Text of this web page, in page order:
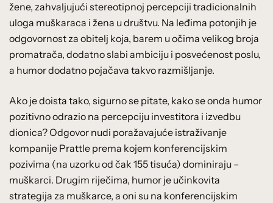
žene, zahvaljujući stereotipnoj percepciji tradicionalnih
uloga muškaraca i žena u društvu. Na leđima potonjih je
odgovornost za obitelj koja, barem u očima velikog broja
promatrača, dodatno slabi ambiciju i posvećenost poslu,
a humor dodatno pojačava takvo razmišljanje.
Ako je doista tako, sigurno se pitate, kako se onda humor
pozitivno odrazio na percepciju investitora i izvedbu
dionica? Odgovor nudi poražavajuće istraživanje
kompanije Prattle prema kojem konferencijskim
pozivima (na uzorku od čak 155 tisuća) dominiraju –
muškarci. Drugim riječima, humor je učinkovita
strategija za muškarce, a oni su na konferencijskim